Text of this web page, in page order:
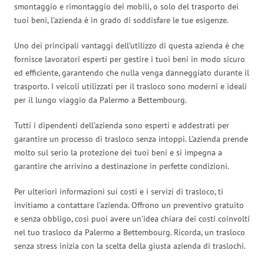
smontaggio e rimontaggio dei mobili, o solo del trasporto dei
tuoi beni, l’azienda è in grado di soddisfare le tue esigenze.
Uno dei principali vantaggi dell’utilizzo di questa azienda è che
fornisce lavoratori esperti per gestire i tuoi beni in modo sicuro
ed efficiente, garantendo che nulla venga danneggiato durante il
trasporto. I veicoli utilizzati per il trasloco sono moderni e ideali
per il lungo viaggio da Palermo a Bettembourg.
Tutti i dipendenti dell’azienda sono esperti e addestrati per
garantire un processo di trasloco senza intoppi. L’azienda prende
molto sul serio la protezione dei tuoi beni e si impegna a
garantire che arrivino a destinazione in perfette condizioni.
Per ulteriori informazioni sui costi e i servizi di trasloco, ti
invitiamo a contattare l’azienda. Offrono un preventivo gratuito
e senza obbligo, così puoi avere un’idea chiara dei costi coinvolti
nel tuo trasloco da Palermo a Bettembourg. Ricorda, un trasloco
senza stress inizia con la scelta della giusta azienda di traslochi.